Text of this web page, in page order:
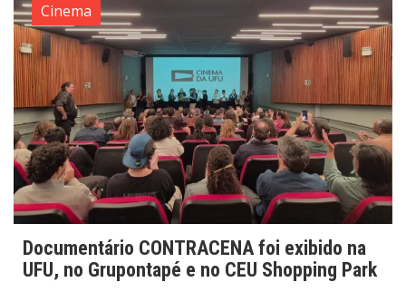
Cinema
Documentário CONTRACENA foi exibido na
UFU, no Grupontapé e no CEU Shopping Park